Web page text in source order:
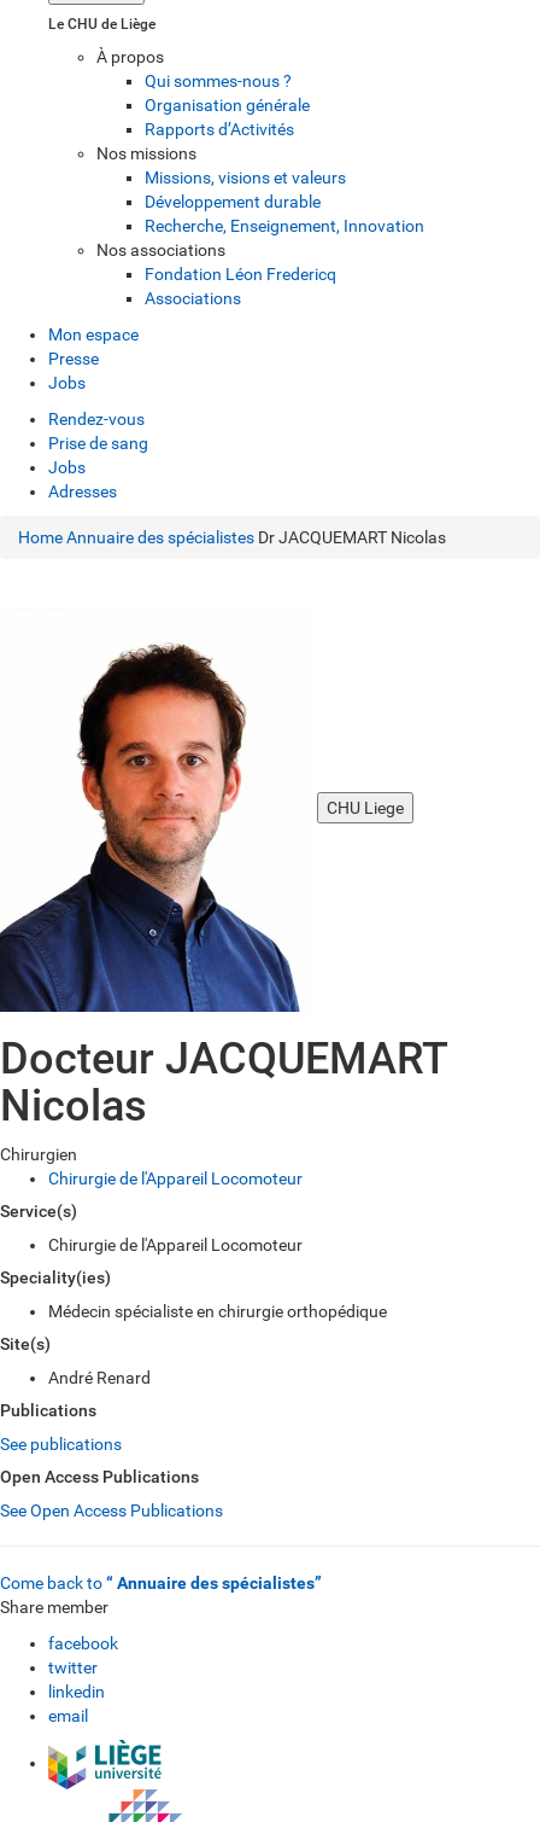
Le CHU de Liège
À propos
Qui sommes-nous ?
Organisation générale
Rapports d’Activités
Nos missions
Missions, visions et valeurs
Développement durable
Recherche, Enseignement, Innovation
Nos associations
Fondation Léon Fredericq
Associations
Mon espace
Presse
Jobs
Rendez-vous
Prise de sang
Jobs
Adresses
HomeAnnuaire des spécialistes Dr JACQUEMART Nicolas
CHU Liege
Docteur JACQUEMART
Nicolas
Chirurgien
Chirurgie de l'Appareil Locomoteur
Service(s)
Chirurgie de l'Appareil Locomoteur
Speciality(ies)
Médecin spécialiste en chirurgie orthopédique
Site(s)
André Renard
Publications
See publications
Open Access Publications
See Open Access Publications
Come back to“ Annuaire des spécialistes”
Share member
facebook
twitter
linkedin
email